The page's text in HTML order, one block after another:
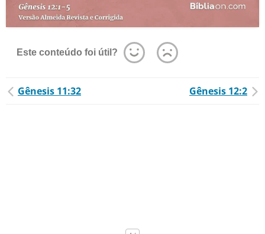
Este conteúdo foi útil?
Gênesis 11:32 Gênesis 12:2